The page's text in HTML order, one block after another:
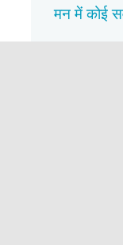
मन में कोई